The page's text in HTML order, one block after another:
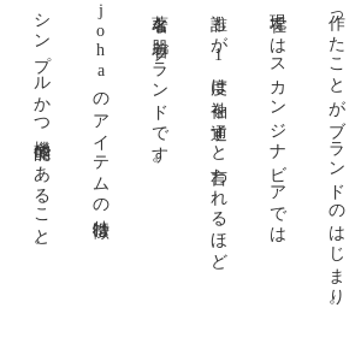
作ったことがブランドのはじまり。
現在ではスカンジナビアでは
誰もが1度は袖を通すと言われるほど
著名な肌着ブランドです。
johaのアイテムの特徴は
シンプルかつ機能的であること。